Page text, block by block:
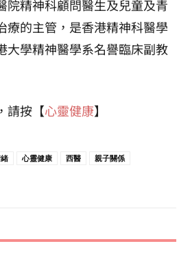
院精神科顧問醫生及兒童及青
療的主管，是香港精神科醫學
大學精神醫學系名譽臨床副教
請按【心靈健康】
心靈健康 西醫
親子關係